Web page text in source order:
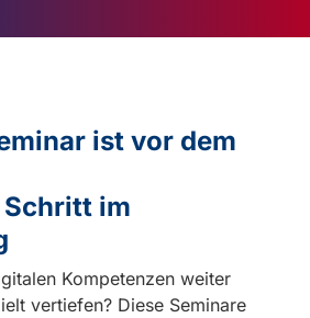
ist vor dem
im
Kompetenzen weiter
vertiefen? Diese Seminare